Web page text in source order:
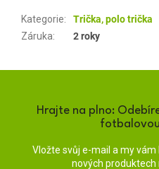
Kategorie:
Trička, polo trička
Záruka: 2 roky
Hrajte na plno:
Vložte svůj e-mail a my
nových produktech